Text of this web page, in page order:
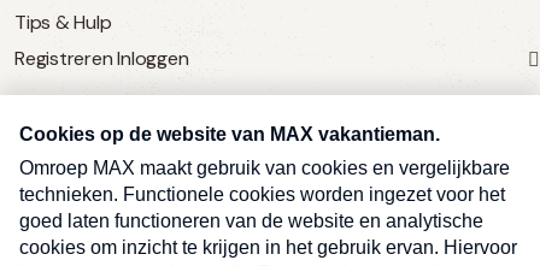
Tips & Hulp
Registreren Inloggen
SERVICE
Over Omroep MAX
MAX Vandaag
MAX Meldpunt